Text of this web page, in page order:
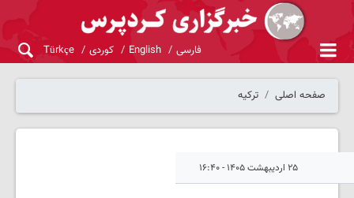
فارسی English کوردی Türkçe
صفحه اصلی ترکیه
۲۵ اردیبهشت ۱۴۰۵ - ۱۶:۴۰